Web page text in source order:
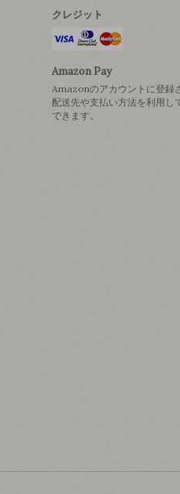
クレジット
Amazon Pay
Amazonのアカウントに登録
配送先や支払い方法を利用し
できます。